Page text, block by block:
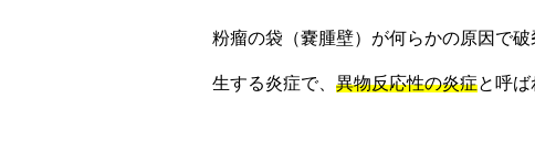
粉瘤の袋（嚢腫壁）が何らかの原因で
生する炎症で、 異物反応性の炎症と呼ば